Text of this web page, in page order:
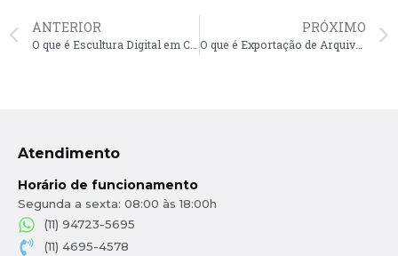
ANTERIOR PRÓXIMO
O que é Exportação de Arquivos em CAD?
Atendimento
Horário de funcionamento
Segunda a sexta: 08:00 às 18:00h
(11) 94723-5695
(11) 4695-4578